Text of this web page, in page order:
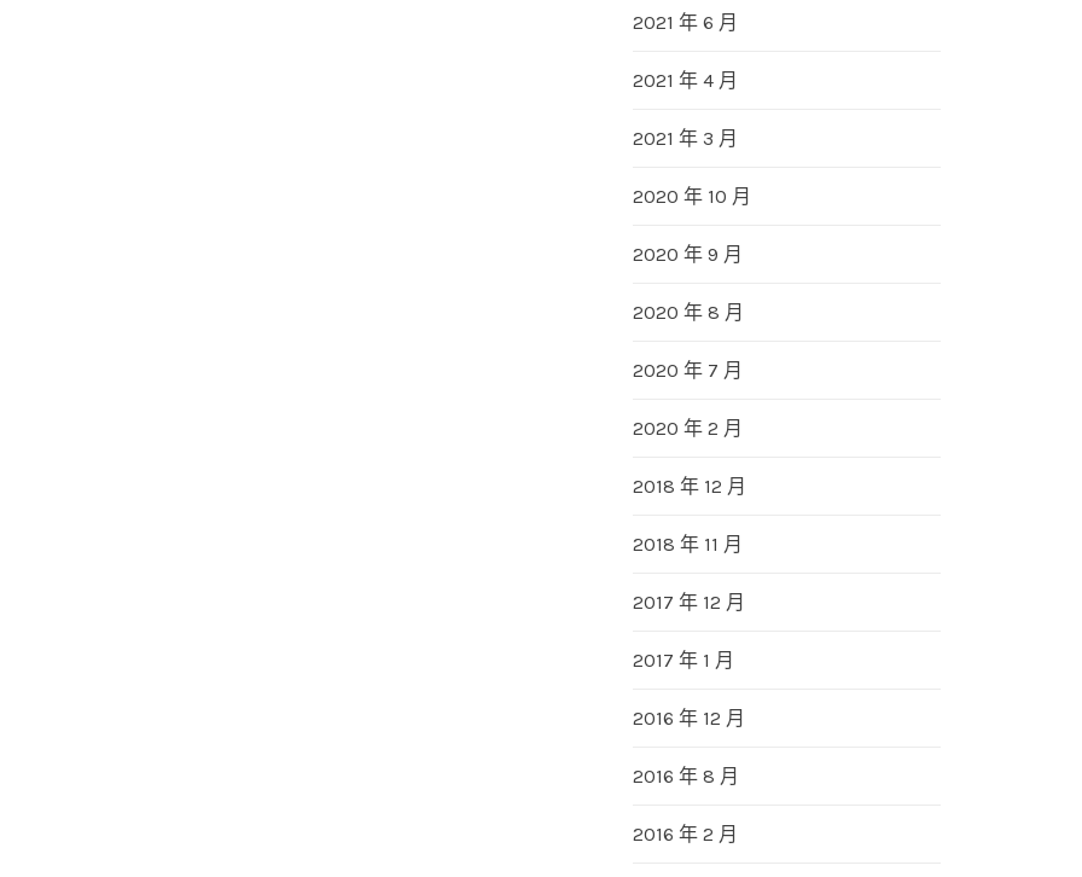
2021 年 6 月
2021 年 4 月
2021 年 3 月
2020 年 10 月
2020 年 9 月
2020 年 8 月
2020 年 7 月
2020 年 2 月
2018 年 12 月
2018 年 11 月
2017 年 12 月
2017 年 1 月
2016 年 12 月
2016 年 8 月
2016 年 2 月